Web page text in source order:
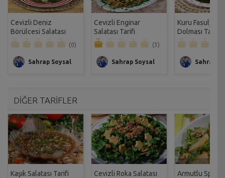
Cevizli Deniz
Börülcesi Salatası
Tarifi
(0)
Sahrap Soysal
Cevizli Enginar
Salatası Tarifi
(3)
Sahrap Soysal
Kuru Fasulyeli
Dolması Tarifi
Sahrap
DİĞER TARİFLER
Kaşık Salatası Tarifi
Cevizli Roka Salatası
Armutlu